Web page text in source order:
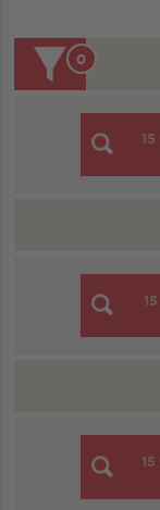
0
15
15
15